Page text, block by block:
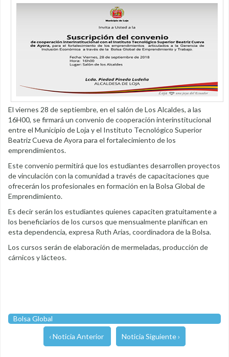
El viernes 28 de septiembre, en el salón de Los Alcaldes, a las
16H00, se firmará un convenio de cooperación interinstitucional
entre el Municipio de Loja y el Instituto Tecnológico Superior
Beatriz Cueva de Ayora para el fortalecimiento de los
emprendimientos.
Este convenio permitirá que los estudiantes desarrollen proyectos
de vinculación con la comunidad a través de capacitaciones que
ofrecerán los profesionales en formación en la Bolsa Global de
Emprendimiento.
Es decir serán los estudiantes quienes capaciten gratuitamente a
los beneficiarios de los cursos que mensualmente planifican en
esta dependencia, expresa Ruth Arias, coordinadora de la Bolsa.
Los cursos serán de elaboración de mermeladas, producción de
cárnicos y lácteos.
Bolsa Global
‹ Noticia Anterior Noticia Siguiente ›